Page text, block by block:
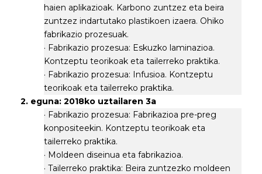
haien aplikazioak. Karbono zuntzez eta beira
zuntzez indartutako plastikoen izaera. Ohiko
fabrikazio prozesuak.
· Fabrikazio prozesua: Eskuzko laminazioa.
Kontzeptu teorikoak eta tailerreko praktika.
· Fabrikazio prozesua: Infusioa. Kontzeptu
teorikoak eta tailerreko praktika.
2. eguna: 2018ko uztailaren 3a
· Fabrikazio prozesua: Fabrikazioa pre-preg
konpositeekin. Kontzeptu teorikoak eta
tailerreko praktika.
· Moldeen diseinua eta fabrikazioa.
· Tailerreko praktika: Beira zuntzezko moldeen